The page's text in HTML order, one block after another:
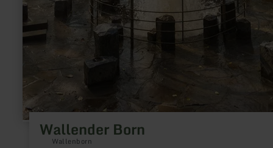
Wallender Born
Wallenborn